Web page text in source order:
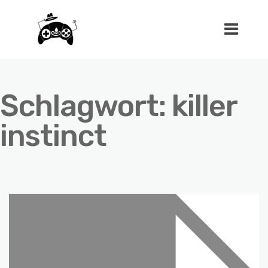
Schlagwort: killer
instinct